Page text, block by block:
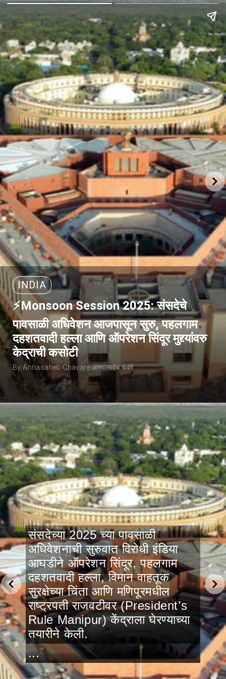
INDIA
⚡Monsoon Session 2025: संसदेचे
पावसाळी अधिवेशन आजपासून सुरु, पहलगाम
दहशतवादी हल्ला आणि ऑपरेशन सिंदूर मुद्द्यांवरु
केद्राची कसोटी
By Annasaheb Chavare अण्णासाहेब चवरे
संसदेच्या 2025 च्या पावसाळी
अधिवेशनाची सुरुवात विरोधी इंडिया
आघडीने ऑपरेशन सिंदूर, पहलगाम
दहशतवादी हल्ला, विमान वाहतूक
सुरक्षेच्या चिंता आणि मणिपूरमधील
राष्ट्रपती राजवटीवर (President’s
Rule Manipur) केंद्राला घेरण्याच्या
तयारीने केली.
...